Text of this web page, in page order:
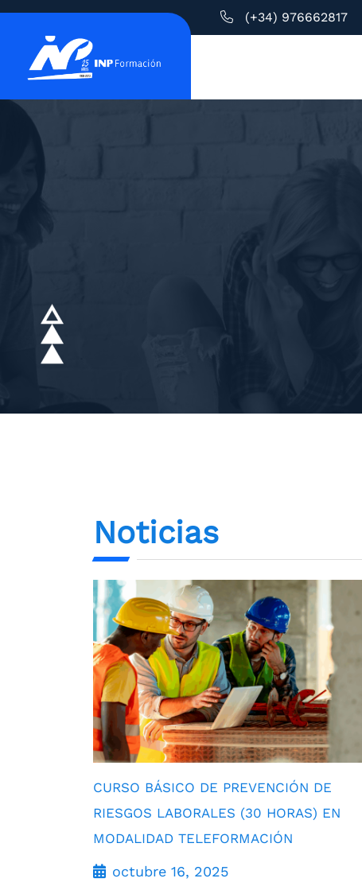
(+34) 976662817
Noticias
CURSO BÁSICO DE PREVENCIÓN DE
RIESGOS LABORALES (30 HORAS) EN
MODALIDAD TELEFORMACIÓN
octubre 16, 2025